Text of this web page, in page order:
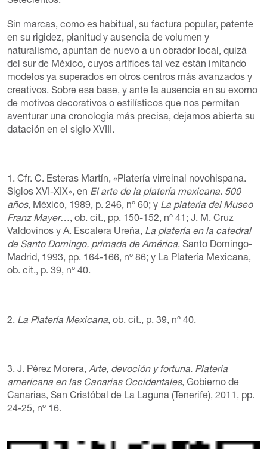
Sin marcas, como es habitual, su factura popular, patente
en su rigidez, planitud y ausencia de volumen y
naturalismo, apuntan de nuevo a un obrador local, quizá
del sur de México, cuyos artífices tal vez están imitando
modelos ya superados en otros centros más avanzados y
creativos. Sobre esa base, y ante la ausencia en su exorno
de motivos decorativos o estilísticos que nos permitan
aventurar una cronología más precisa, dejamos abierta su
datación en el siglo XVIII.
1. Cfr. C. Esteras Martín, «Platería virreinal novohispana.
Siglos XVI-XIX», en El arte de la platería mexicana. 500
años, México, 1989, p. 246, nº 60; yLa platería del Museo
Franz Mayer…, ob. cit., pp. 150-152, nº 41; J. M. Cruz
Valdovinos y A. Escalera Ureña, La platería en la catedral
de Santo Domingo, primada de América, Santo Domingo-
Madrid, 1993, pp. 164-166, nº 86; y La Platería Mexicana,
ob. cit., p. 39, nº 40.
2. La Platería Mexicana, ob. cit., p. 39, nº 40.
3. J. Pérez Morera, Arte, devoción y fortuna. Platería
americana en las Canarias Occidentales, Gobierno de
Canarias, San Cristóbal de La Laguna (Tenerife), 2011, pp.
24-25, nº 16.